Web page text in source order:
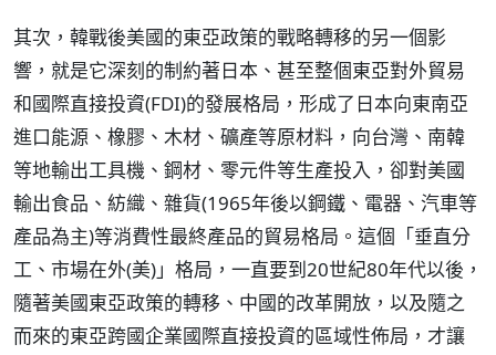
其次，韓戰後美國的東亞政策的戰略轉移的另一個影
響，就是它深刻的制約著日本、甚至整個東亞對外貿易
和國際直接投資(FDI)的發展格局，形成了日本向東南亞
進口能源、橡膠、木材、礦產等原材料，向台灣、南韓
等地輸出工具機、鋼材、零元件等生產投入，卻對美國
輸出食品、紡織、雜貨(1965年後以鋼鐵、電器、汽車等
產品為主)等消費性最終產品的貿易格局。這個「垂直分
工、市場在外(美)」格局，一直要到20世紀80年代以後，
隨著美國東亞政策的轉移、中國的改革開放，以及隨之
而來的東亞跨國企業國際直接投資的區域性佈局，才讓